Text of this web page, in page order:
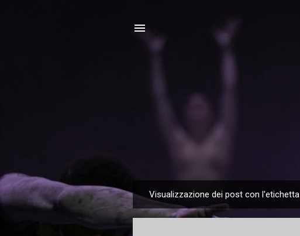
P
o
Visualizzazione dei post con l'etichetta